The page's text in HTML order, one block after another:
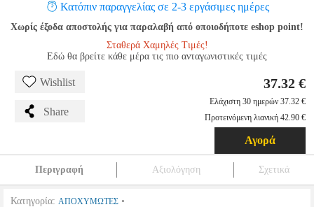
Κατόπιν παραγγελίας σε 2-3 εργάσιμες ημέρες
Χωρίς έξοδα αποστολής για παραλαβή από οποιοδήποτε eshop point!
Σταθερά Χαμηλές Τιμές!
Εδώ θα βρείτε κάθε μέρα τις πιο ανταγωνιστικές τιμές
Wishlist
Share
37.32 €
Ελάχιστη 30 ημερών 37.32 €
Προτεινόμενη λιανική 42.90 €
Αγορά
Περιγραφή Αξιολόγηση Σχετικά
Κατηγορία: ΑΠΟΧΥΜΩΤΕΣ •